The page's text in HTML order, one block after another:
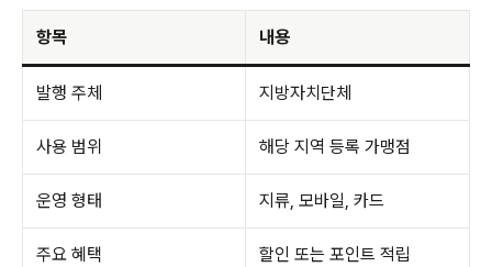
항목 내용
발행 주체 지방자치단체
사용 범위 해당 지역 등록 가맹점
운영 형태 지류, 모바일, 카드
주요 혜택 할인 또는 포인트 적립